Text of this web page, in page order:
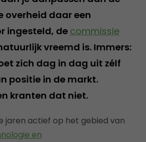
overheid daar een
ingesteld, de commissie
vreemd is. Immers:
zich dag in dag uit zélf
positie in de markt.
kranten dat niet.
jaren actief op het gebied van
en